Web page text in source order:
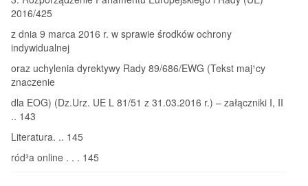
2016/425
z dnia 9 marca 2016 r. w sprawie środków ochrony
indywidualnej
oraz uchylenia dyrektywy Rady 89/686/EWG (Tekst maj¹cy
znaczenie
dla EOG) (Dz.Urz. UE L 81/51 z 31.03.2016 r.) – załączniki I, II
.. 143
Literatura. .. 145
ród³a online . . . 145